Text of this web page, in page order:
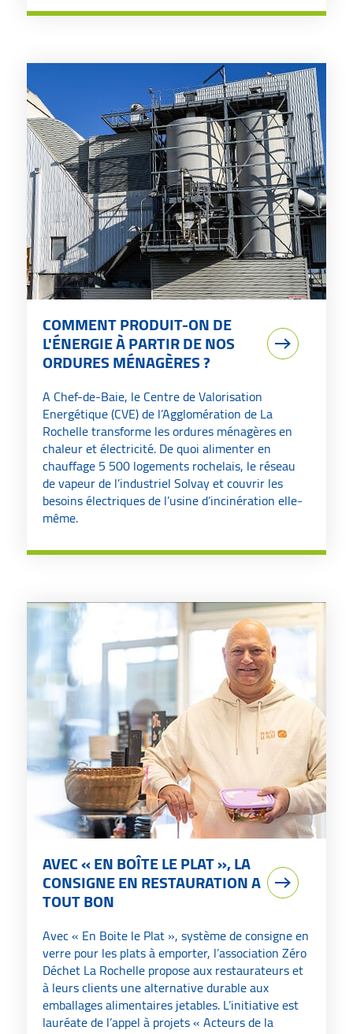
COMMENT PRODUIT-ON DE
L'ÉNERGIE À PARTIR DE NOS
ORDURES MÉNAGÈRES ?
A Chef-de-Baie, le Centre de Valorisation
Energétique (CVE) de l’Agglomération de La
Rochelle transforme les ordures ménagères en
chaleur et électricité. De quoi alimenter en
chauffage 5 500 logements rochelais, le réseau
de vapeur de l’industriel Solvay et couvrir les
besoins électriques de l’usine d’incinération elle-
même.
AVEC « EN BOÎTE LE PLAT », LA
CONSIGNE EN RESTAURATION A
TOUT BON
Avec « En Boite le Plat », système de consigne en
verre pour les plats à emporter, l’association Zéro
Déchet La Rochelle propose aux restaurateurs et
à leurs clients une alternative durable aux
emballages alimentaires jetables. L’initiative est
lauréate de l’appel à projets « Acteurs de la